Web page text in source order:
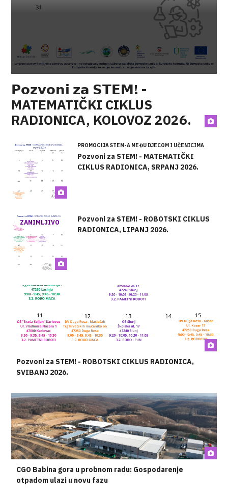
𝗣𝗼𝘇𝘃𝗼𝗻𝗶 𝘇𝗮 𝗦𝗧𝗘𝗠! -
MATEMATIČKI CIKLUS
RADIONICA, KOLOVOZ 2026.
PROMOCIJA STEM-A MEĐU DJECOM I UČENICIMA
Pozvoni za STEM! - MATEMATIČKI
CIKLUS RADIONICA, SRPANJ 2026.
Pozvoni za STEM! - ROBOTSKI CIKLUS
RADIONICA, LIPANJ 2026.
ZANIMLJIVO
Pozvoni za STEM! - ROBOTSKI CIKLUS RADIONICA,
SVIBANJ 2026.
CGO Babina gora u probnom radu: Gospodarenje
otpadom ulazi u novu fazu